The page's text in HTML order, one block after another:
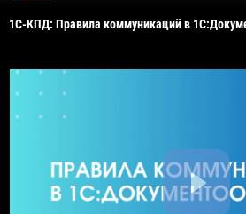
1С-КПД: Правила коммуникаций в